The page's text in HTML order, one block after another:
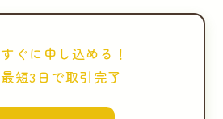
すぐに申し込める！
最短3日で取引完了